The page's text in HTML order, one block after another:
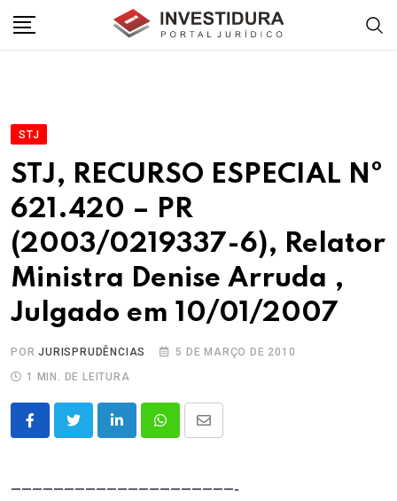
STJ
STJ, RECURSO ESPECIAL Nº
621.420 – PR
(2003/0219337-6), Relator
Ministra Denise Arruda ,
Julgado em 10/01/2007
PORJURISPRUDÊNCIAS
5 DE MARÇO DE 2010
1 MIN. DE LEITURA
LinkedInWhatsappShare
—————————————————————-